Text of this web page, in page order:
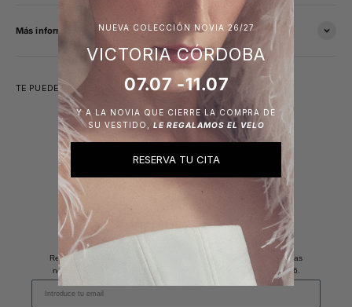
Más información
TE PUEDE INTERESAR
Únete a nuestra newsletter
y Obtén un 10% de descuento
Recibe promociones exclusivas, ventas privadas y descubre todas las
novedades. *Descuento aplicable en los modelos de invitada SS26.
NUEVA COLECCIÓN NOVIA 26/27
VICTORIA CÓRDOBA
07.07 -11.07
Y A LA NOVIA QUE CIERRE LA COMPRA DE
SU VESTIDO, LE REGALAMOS EL VELO
RESERVA TU CITA